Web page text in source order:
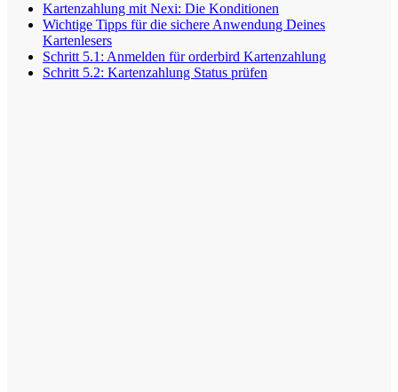
Kartenzahlung mit Nexi: Die Konditionen
Wichtige Tipps für die sichere Anwendung Deines
Kartenlesers
Schritt 5.1: Anmelden für orderbird Kartenzahlung
Schritt 5.2: Kartenzahlung Status prüfen